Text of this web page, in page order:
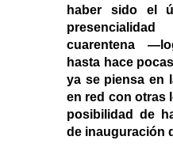
haber sido el
cuarentena
hasta hace
ya se piensa en
en red con otras
posibilidad de
de inauguración